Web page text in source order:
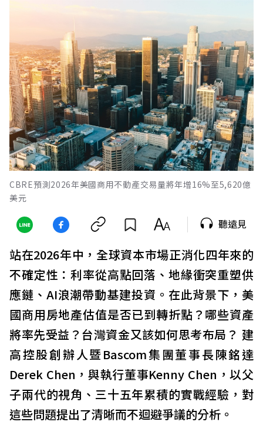
CBRE預測2026年美國商用不動產交易量將年增16%至5,620億
美元
聽遠見
站在2026年中，全球資本市場正消化四年來的
不確定性：利率從高點回落、地緣衝突重塑供
應鏈、AI浪潮帶動基建投資。在此背景下，美
國商用房地產估值是否已到轉折點？哪些資產
將率先受益？台灣資金又該如何思考布局？ 建
高控股創辦人暨Bascom集團董事長陳銘達
Derek Chen，與執行董事Kenny Chen，以父
子兩代的視角、三十五年累積的實戰經驗，對
這些問題提出了清晰而不迴避爭議的分析。